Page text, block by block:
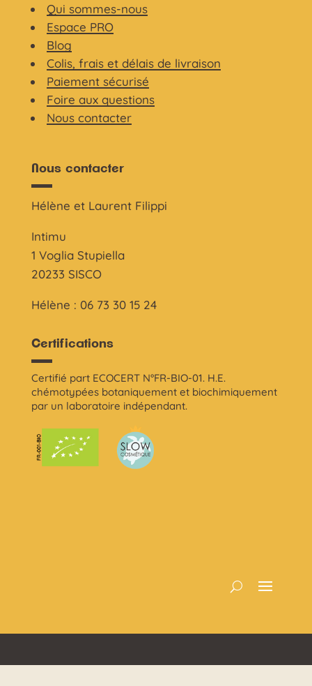
Qui sommes-nous
Espace PRO
Blog
Colis, frais et délais de livraison
Paiement sécurisé
Foire aux questions
Nous contacter
Nous contacter
Hélène et Laurent Filippi
Intimu
1 Voglia Stupiella
20233 SISCO
Hélène : 06 73 30 15 24
Certifications
Certifié part ECOCERT N°FR-BIO-01. H.E.
chémotypées botaniquement et biochimiquement
par un laboratoire indépendant.